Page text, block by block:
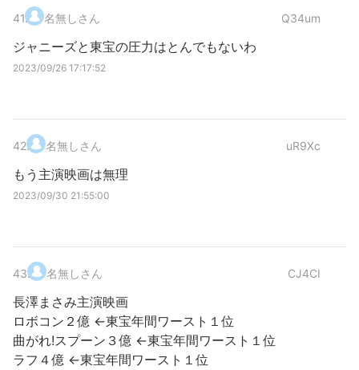
41. 名無しさん Q34um
ジャニーズと東宝の圧力はとんでもないわ
2023/09/26 17:17:52
42. 名無しさん uR9Xc
もう主演映画は無理
2023/09/30 21:55:00
43. 名無しさん CJ4CI
長澤まさみ主演映画
ロボコン２億 ←東宝年間ワースト１位
曲がれ!スプーン３億 ←東宝年間ワースト１位
ラフ４億 ←東宝年間ワースト１位